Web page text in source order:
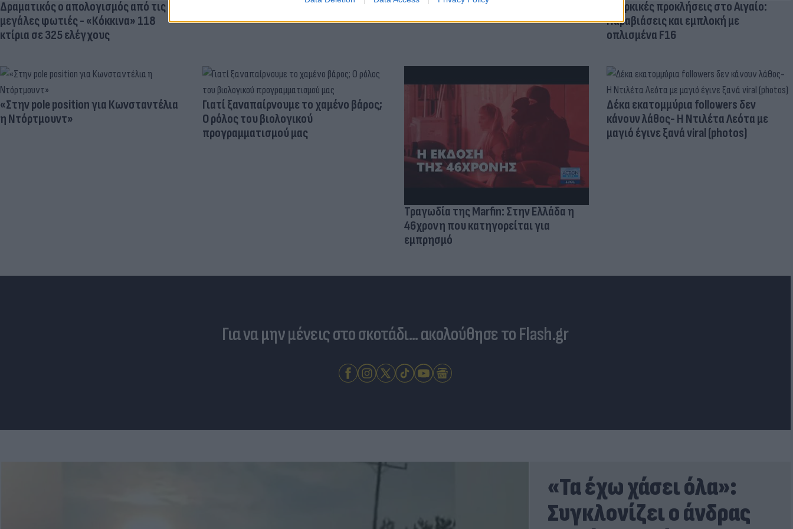
Δραματικός ο απολογισμός από τις
μεγάλες φωτιές - «Κόκκινα» 118
κτίρια σε 325 ελέγχους
Τουρκικές προκλήσεις στο Αιγαίο:
Παραβιάσεις και εμπλοκή με
οπλισμένα F16
«Στην pole position για Κωνσταντέλια
η Ντόρτμουντ»
Γιατί ξαναπαίρνουμε το χαμένο βάρος;
Ο ρόλος του βιολογικού
προγραμματισμού μας
Τραγωδία της Marfin: Στην Ελλάδα η
46χρονη που κατηγορείται για
εμπρησμό
Δέκα εκατομμύρια followers δεν
κάνουν λάθος- Η Ντιλέτα Λεότα με
μαγιό έγινε ξανά viral (photos)
Για να μην μένεις στο σκοτάδι... ακολούθησε το Flash.gr
«Τα έχω χάσει όλα»:
Συγκλονίζει ο άνδρας